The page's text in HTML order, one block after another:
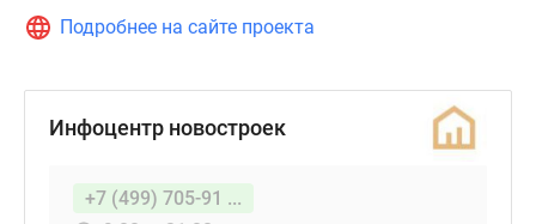
Подробнее на сайте проекта
Инфоцентр новостроек
+7 (499) 705-91 ...